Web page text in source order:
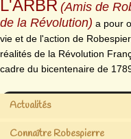
L'ARBR (Amis de
de la Révolution) a pour
vie et de l'action de
réalités de la Révolution
cadre du bicentenaire de
Actualités
Connaître Robespierre